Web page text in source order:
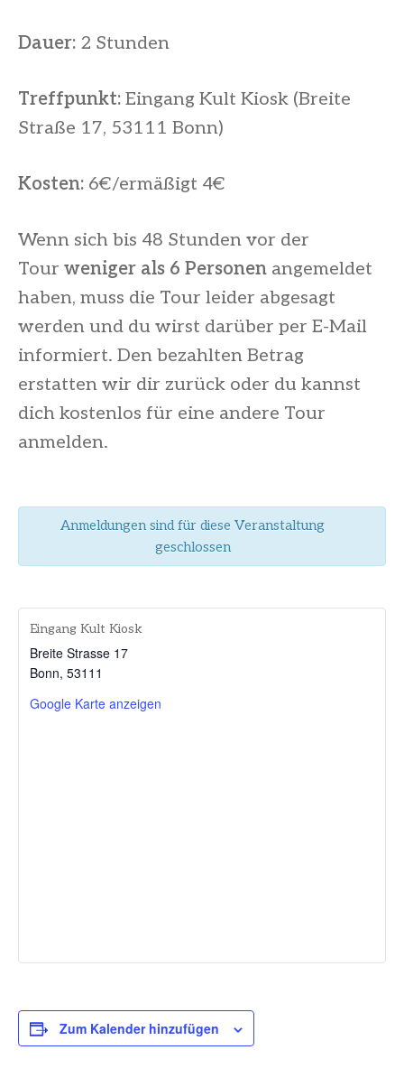
Dauer: 2 Stunden
Treffpunkt: Eingang Kult Kiosk (Breite
Straße 17, 53111 Bonn)
Kosten: 6€/ermäßigt 4€
Wenn sich bis 48 Stunden vor der
Tour weniger als 6 Personen angemeldet
haben, muss die Tour leider abgesagt
werden und du wirst darüber per E-Mail
informiert. Den bezahlten Betrag
erstatten wir dir zurück oder du kannst
dich kostenlos für eine andere Tour
anmelden.
Anmeldungen sind für diese Veranstaltung
geschlossen
Eingang Kult Kiosk
Breite Strasse 17
Bonn, 53111
Google Karte anzeigen
Zum Kalender hinzufügen